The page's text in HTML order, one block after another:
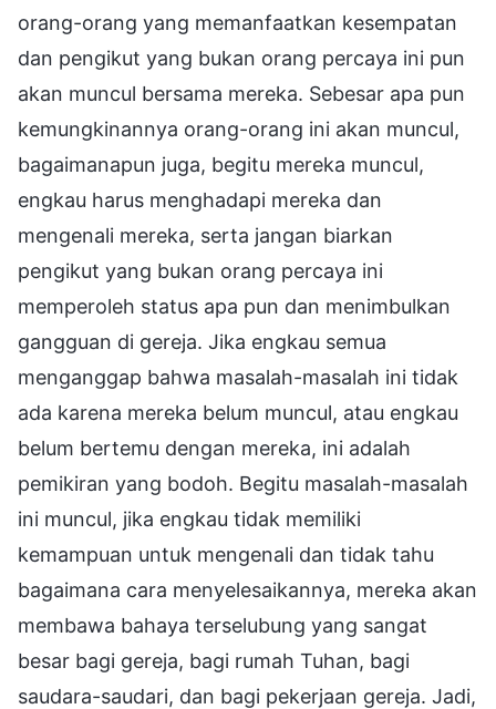
orang-orang yang memanfaatkan kesempatan
dan pengikut yang bukan orang percaya ini pun
akan muncul bersama mereka. Sebesar apa pun
kemungkinannya orang-orang ini akan muncul,
bagaimanapun juga, begitu mereka muncul,
engkau harus menghadapi mereka dan
mengenali mereka, serta jangan biarkan
pengikut yang bukan orang percaya ini
memperoleh status apa pun dan menimbulkan
gangguan di gereja. Jika engkau semua
menganggap bahwa masalah-masalah ini tidak
ada karena mereka belum muncul, atau engkau
belum bertemu dengan mereka, ini adalah
pemikiran yang bodoh. Begitu masalah-masalah
ini muncul, jika engkau tidak memiliki
kemampuan untuk mengenali dan tidak tahu
bagaimana cara menyelesaikannya, mereka akan
membawa bahaya terselubung yang sangat
besar bagi gereja, bagi rumah Tuhan, bagi
saudara-saudari, dan bagi pekerjaan gereja. Jadi,